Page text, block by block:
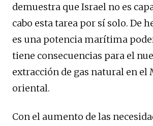
demuestra que Israel no es
cabo esta tarea por sí solo. De
es una potencia marítima
tiene consecuencias para el
extracción de gas natural en el
oriental.
Con el aumento de las